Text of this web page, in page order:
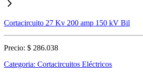
Cortacircuito 27 Kv 200 amp 150 kV Bil
Precio: $ 286.038
Categoria: Cortacircuitos Eléctricos